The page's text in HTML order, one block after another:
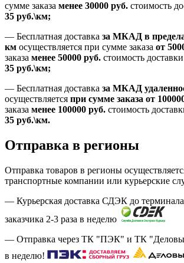
сумме заказа менее 30000 руб. стоимость
35 руб.\км;
— Бесплатная доставка за МКАД в
км осуществляется при сумме заказа от
заказа менее 50000 руб. стоимость доставки
35 руб.\км;
— Бесплатная доставка за МКАД
осуществляется при сумме заказа от
заказа менее 100000 руб. стоимость
35 руб.\км.
Отправка в регионы
Отправка товаров в регионы
транспортные компании или курьерские
— Курьерская доставка СДЭК до
заказчика 2-3 раза в неделю
— Отправка через ТК "ПЭК" и ТК
в неделю!